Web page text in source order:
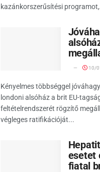
kazánkorszerűsítési
10/
Kényelmes többséggel
londoni alsóház a brit EU-
feltételrendszerét rögzítő
végleges ratifikációját...
esetet
fiatal